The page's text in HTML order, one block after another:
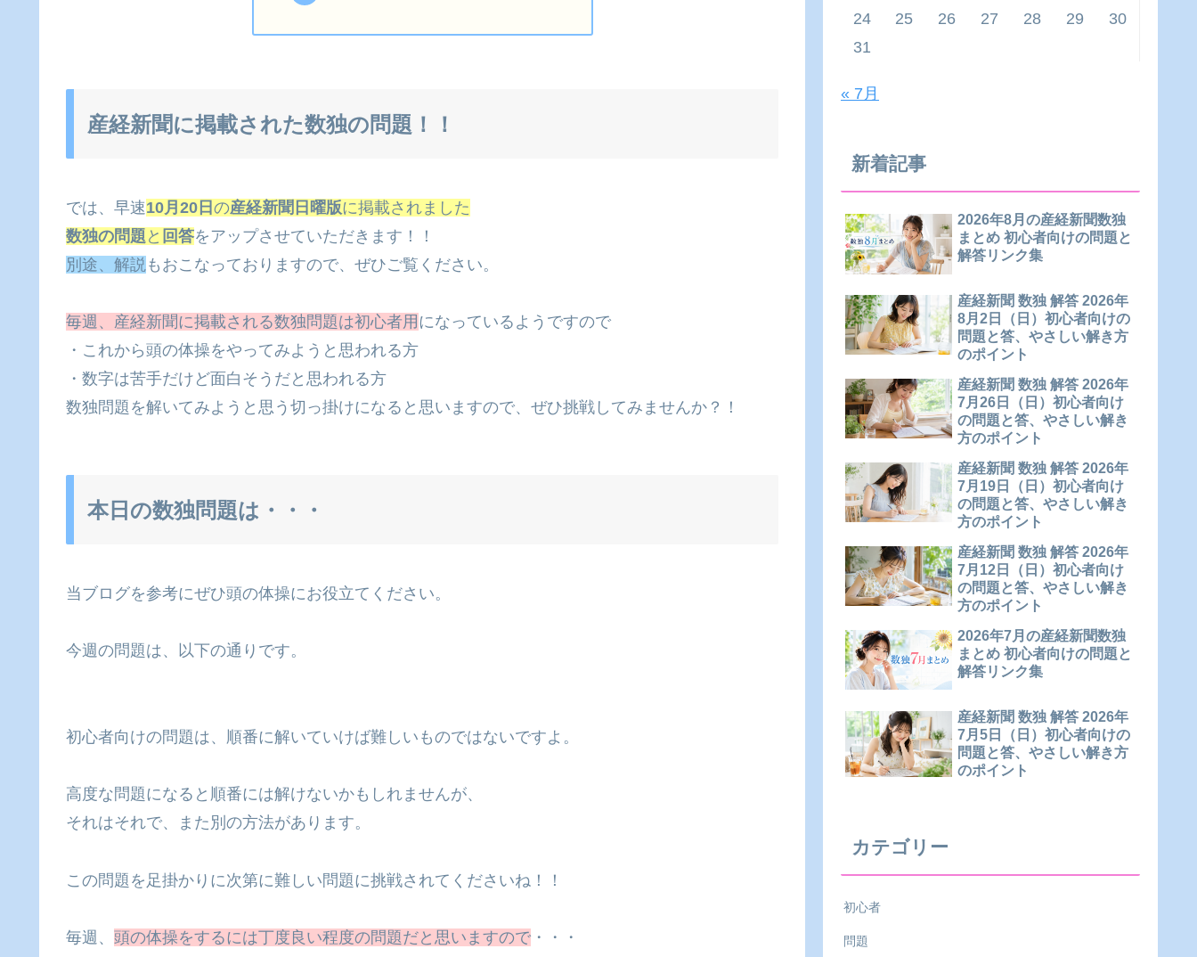
産経新聞に掲載された数独の問題！！
では、早速10月20日 の産経新聞日曜版に掲載されました
数独の問題 と 回答をアップさせていただきます！！
別途、解説 もおこなっておりますので、ぜひご覧ください。
毎週、産経新聞に掲載される数独問題は初心者用 になっているようですので
・これから頭の体操をやってみようと思われる方
・数字は苦手だけど面白そうだと思われる方
数独問題を解いてみようと思う切っ掛けになると思いますので、ぜひ挑戦してみませんか？！
本日の数独問題は・・・
当ブログを参考にぜひ頭の体操にお役立てください。
今週の問題は、以下の通りです。
初心者向けの問題は、順番に解いていけば難しいものではないですよ。
高度な問題になると順番には解けないかもしれませんが、
それはそれで、また別の方法があります。
この問題を足掛かりに次第に難しい問題に挑戦されてくださいね！！
毎週、 頭の体操をするには丁度良い程度の問題だと思いますので ・・・
24
25 26 27 28 29
30
31
« 7月
新着記事
2026年8月の産経新聞数独
まとめ 初心者向けの問題と
解答リンク集
産経新聞 数独 解答 2026年
8月2日（日）初心者向けの
問題と答、やさしい解き方
のポイント
産経新聞 数独 解答 2026年
7月26日（日）初心者向け
の問題と答、やさしい解き
方のポイント
産経新聞 数独 解答 2026年
7月19日（日）初心者向け
の問題と答、やさしい解き
方のポイント
産経新聞 数独 解答 2026年
7月12日（日）初心者向け
の問題と答、やさしい解き
方のポイント
2026年7月の産経新聞数独
まとめ 初心者向けの問題と
解答リンク集
産経新聞 数独 解答 2026年
7月5日（日）初心者向けの
問題と答、やさしい解き方
のポイント
カテゴリー
初心者
問題